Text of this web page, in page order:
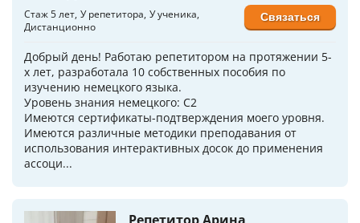
Стаж 5 лет У репетитора У ученика
Дистанционно
Добрый день! Работаю репетитором на протяжении 5-
х лет, разработала 10 собственных пособия по
изучению немецкого языка.
Уровень знания немецкого: С2
Имеются сертификаты-подтверждения моего уровня.
Имеются различные методики преподавания от
использования интерактивных досок до применения
ассоци...
Связаться
Репетитор Арина